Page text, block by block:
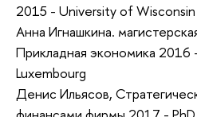
2015 - University of
Анна Игнашкина.
Прикладная экономика
Luxembourg
Денис Ильясов,